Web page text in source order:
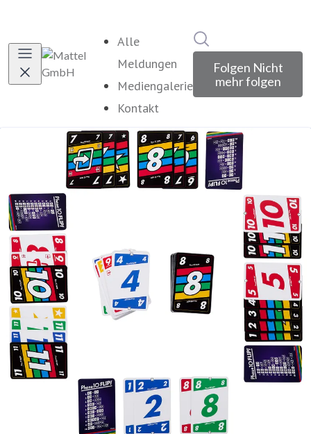
Alle
Meldungen
Mediengalerie
Kontakt
Folgen Nicht
mehr folgen